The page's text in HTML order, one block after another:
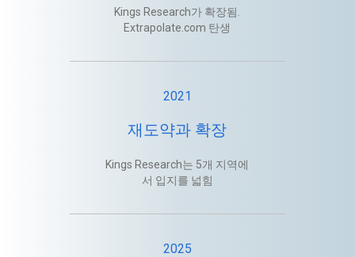
Kings Research가 확장됨.
Extrapolate.com 탄생
2021
재도약과 확장
Kings Research는 5개 지역에
서 입지를 넓힘
2025